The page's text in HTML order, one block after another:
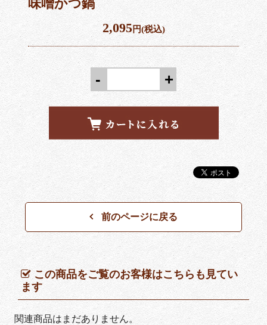
味噌かつ鍋
2,095円(税込)
- +
前のページに戻る
この商品をご覧のお客様はこちらも見てい
ます
関連商品はまだありません。